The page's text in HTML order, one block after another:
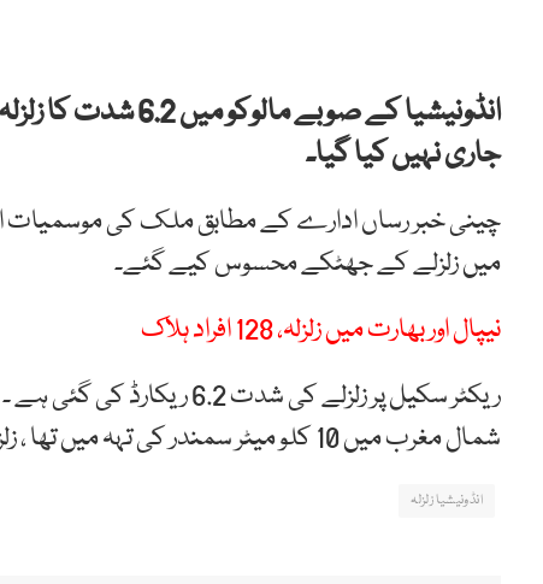
انڈونیشیا کے صوبے
جاری نہیں کیا گیا۔
چینی خبر رساں ادارے کے مطابق ملک کی موسمیات
میں زلزلے کے جھٹکے محسوس کیے گئے۔
نیپال اور بھارت میں زلزلہ، 128 افراد ہلاک
شمال مغرب میں 10 کلو میٹر سمندر کی تہہ میں تھا ، زلزلے سے کسی جانی اور مالی نقصان کی اطلاع نہیں ملی۔
انڈونیشیا زلزلہ